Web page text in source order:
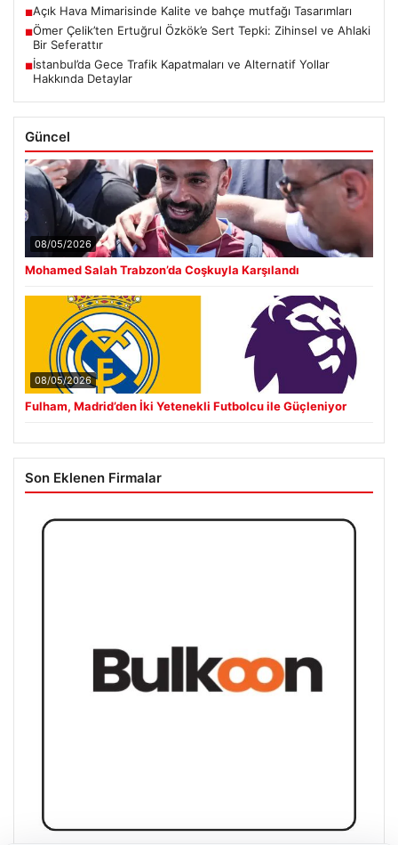
■Açık Hava Mimarisinde Kalite ve bahçe mutfağı Tasarımları
■Ömer Çelik’ten Ertuğrul Özkök’e Sert Tepki: Zihinsel ve Ahlaki
Bir Seferattır
■İstanbul’da Gece Trafik Kapatmaları ve Alternatif Yollar
Hakkında Detaylar
Güncel
08/05/2026
Mohamed Salah Trabzon’da Coşkuyla Karşılandı
08/05/2026
Fulham, Madrid’den İki Yetenekli Futbolcu ile Güçleniyor
Son Eklenen Firmalar